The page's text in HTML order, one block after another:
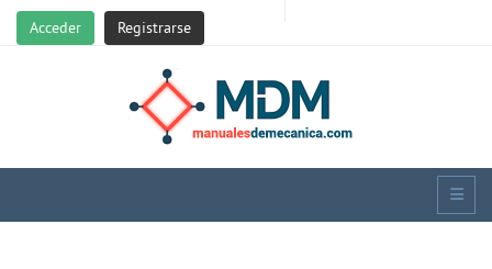
Acceder Registrarse